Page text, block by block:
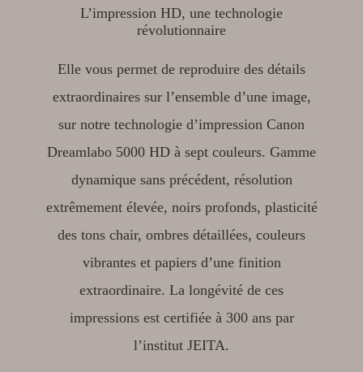
L’impression HD, une technologie
révolutionnaire
Elle vous permet de reproduire des détails
extraordinaires sur l’ensemble d’une image,
sur notre technologie d’impression Canon
Dreamlabo 5000 HD à sept couleurs. Gamme
dynamique sans précédent, résolution
extrêmement élevée, noirs profonds, plasticité
des tons chair, ombres détaillées, couleurs
vibrantes et papiers d’une finition
extraordinaire. La longévité de ces
impressions est certifiée à 300 ans par
l’institut JEITA.